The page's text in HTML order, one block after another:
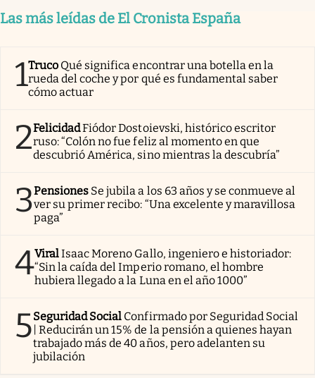
Las más leídas de El Cronista España
1Truco Qué significa encontrar una botella en la
rueda del coche y por qué es fundamental saber
cómo actuar
2FelicidadFiódor Dostoievski, histórico escritor
ruso: “Colón no fue feliz al momento en que
descubrió América, sino mientras la descubría”
3Pensiones Se jubila a los 63 años y se conmueve al
ver su primer recibo: “Una excelente y maravillosa
paga”
4ViralIsaac Moreno Gallo, ingeniero e historiador:
“Sin la caída del Imperio romano, el hombre
hubiera llegado a la Luna en el año 1000”
5Seguridad Social Confirmado por Seguridad Social
| Reducirán un 15% de la pensión a quienes hayan
trabajado más de 40 años, pero adelanten su
jubilación